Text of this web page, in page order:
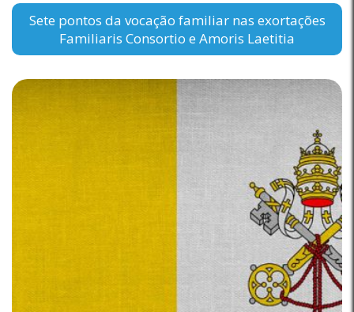
Sete pontos da vocação familiar nas exortações
Familiaris Consortio e Amoris Laetitia